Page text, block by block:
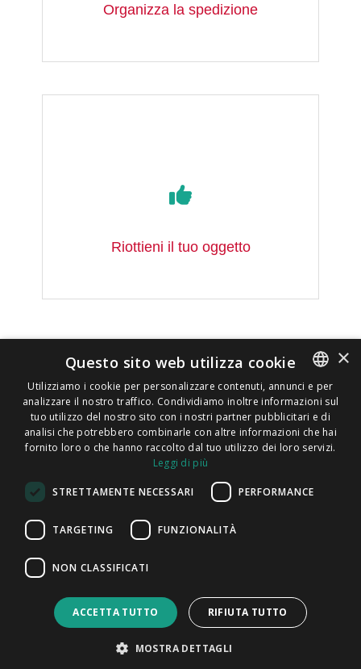
Organizza la spedizione
Riottieni il tuo oggetto
sulla
FindMyLost |Informativa sulla privacy Trenitalia
ENGLISH
ITALIAN
×
Questo sito web utilizza cookie
Utilizziamo i cookie per personalizzare contenuti, annunci e per
analizzare il nostro traffico. Condividiamo inoltre informazioni sul
tuo utilizzo del nostro sito con i nostri partner pubblicitari e di
analisi che potrebbero combinarle con altre informazioni che hai
fornito loro o che hanno raccolto dal tuo utilizzo dei loro servizi.
Leggi di più
STRETTAMENTE NECESSARI PERFORMANCE
TARGETING FUNZIONALITÀ
NON CLASSIFICATI
ACCETTA TUTTO RIFIUTA TUTTO
MOSTRA DETTAGLI